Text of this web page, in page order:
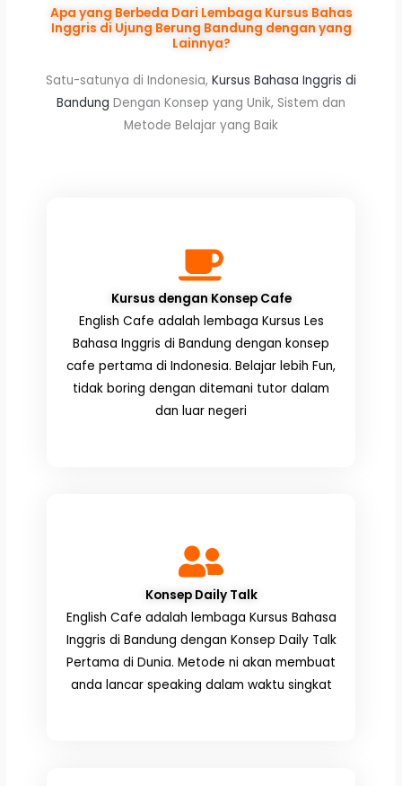
Apa yang Berbeda Dari Lembaga Kursus Bahas
Inggris di Ujung Berung Bandung dengan yang
Lainnya?
Satu-satunya di Indonesia, Kursus Bahasa Inggris di
Bandung Dengan Konsep yang Unik, Sistem dan
Metode Belajar yang Baik
Kursus dengan Konsep Cafe
English Cafe adalah lembaga Kursus Les
Bahasa Inggris di Bandung dengan konsep
cafe pertama di Indonesia. Belajar lebih Fun,
tidak boring dengan ditemani tutor dalam
dan luar negeri
Konsep Daily Talk
English Cafe adalah lembaga Kursus Bahasa
Inggris di Bandung dengan Konsep Daily Talk
Pertama di Dunia. Metode ni akan membuat
anda lancar speaking dalam waktu singkat